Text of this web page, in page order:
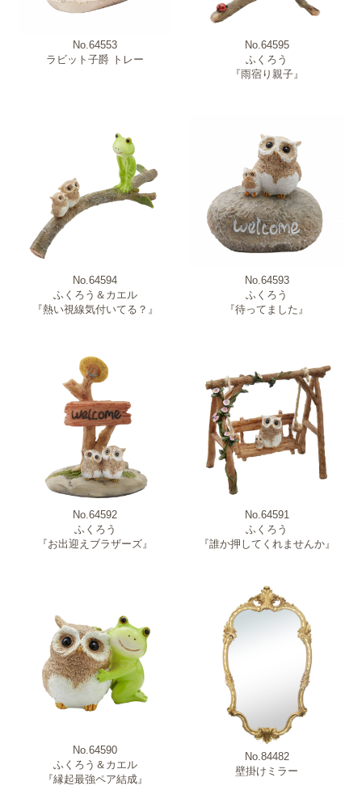
No.64553
ラビット子爵 トレー
No.64595
ふくろう
『雨宿り親子』
No.64594
ふくろう＆カエル
『熱い視線気付いてる？』
No.64593
ふくろう
『待ってました』
No.64592
ふくろう
『お出迎えブラザーズ』
No.64591
ふくろう
『誰か押してくれませんか』
No.64590
ふくろう＆カエル
『縁起最強ペア結成』
No.84482
壁掛けミラー